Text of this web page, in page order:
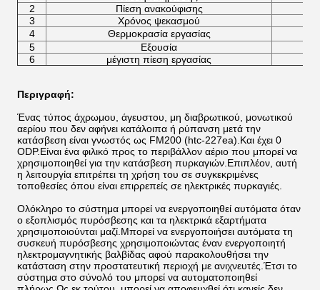
2
Πίεση ανακούφισης
3
Χρόνος ψεκασμού
4
Θερμοκρασία εργασίας
5
Εξουσία
6
μέγιστη πίεση εργασίας
Περιγραφή:
Ένας τύπος άχρωμου, άγευστου, μη διαβρωτικού, μονωτικού
αερίου που δεν αφήνει κατάλοιπα ή ρύπανση μετά την
κατάσβεση είναι γνωστός ως FM200 (htc-227ea).Και έχει 0
ODP.Είναι ένα φιλικό προς το περιβάλλον αέριο που μπορεί να
χρησιμοποιηθεί για την κατάσβεση πυρκαγιών.Επιπλέον, αυτή
η λειτουργία επιτρέπει τη χρήση του σε συγκεκριμένες
τοποθεσίες όπου είναι επιρρεπείς σε ηλεκτρικές πυρκαγιές.
Ολόκληρο το σύστημα μπορεί να ενεργοποιηθεί αυτόματα όταν
ο εξοπλισμός πυρόσβεσης και τα ηλεκτρικά εξαρτήματα
χρησιμοποιούνται μαζί.Μπορεί να ενεργοποιήσει αυτόματα τη
συσκευή πυρόσβεσης χρησιμοποιώντας έναν ενεργοποιητή
ηλεκτρομαγνητικής βαλβίδας αφού παρακολουθήσει την
κατάσταση στην προστατευτική περιοχή με ανιχνευτές.Έτσι το
σύστημα στο σύνολό του μπορεί να αυτοματοποιηθεί